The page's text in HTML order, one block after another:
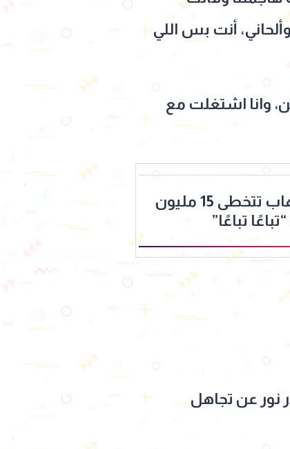
أنت بس اللي
وانا اشتغلت مع
شيرين عبد الوهاب تتخطى 15 مليون
تباعًا”
نور عن تجاهل